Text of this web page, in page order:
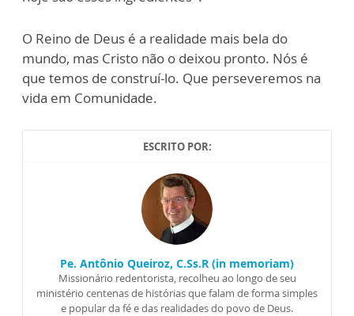
O Reino de Deus é a realidade mais bela do
mundo, mas Cristo não o deixou pronto. Nós é
que temos de construí-lo. Que perseveremos na
vida em Comunidade.
ESCRITO POR:
Pe. Antônio Queiroz, C.Ss.R (in memoriam)
Missionário redentorista, recolheu ao longo de seu
ministério centenas de histórias que falam de forma simples
e popular da fé e das realidades do povo de Deus.